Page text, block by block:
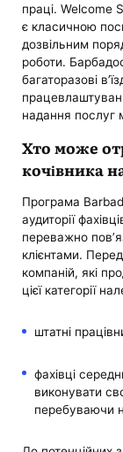
праці. Welcome
є класичною
дозвільним
роботи.
багаторазові
надання послуг
Хто може
кочівника
Програма
аудиторії
переважно
клієнтами.
компаній, які
цієї категорії
штатні
фахівці
виконувати
перебуваючи